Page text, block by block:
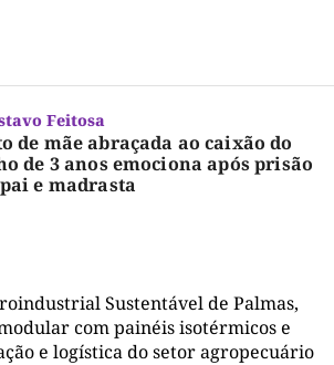
Feitosa
de mãe abraçada ao caixão do
de 3 anos emociona após prisão
e madrasta
Sustentável de Palmas,
com painéis isotérmicos e
e logística do setor agropecuário